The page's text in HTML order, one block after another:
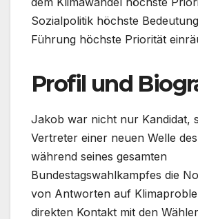
Sozialpolitik höchste
Führung höchste Priorität
Profil und
Jakob war nicht nur Kandidat,
Vertreter einer neuen Welle
während seines gesamten
Bundestagswahlkampfes die
von Antworten auf
direkten Kontakt mit den